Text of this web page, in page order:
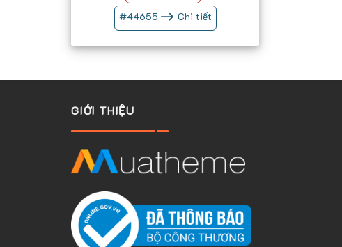
#44655 Chi tiết
GIỚI THIỆU